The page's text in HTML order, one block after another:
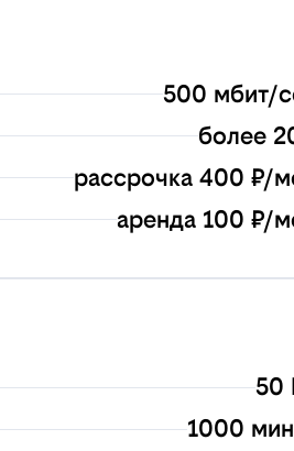
500 мбит/
более
рассрочка 400 ₽/
аренда 100 ₽/
50
1000